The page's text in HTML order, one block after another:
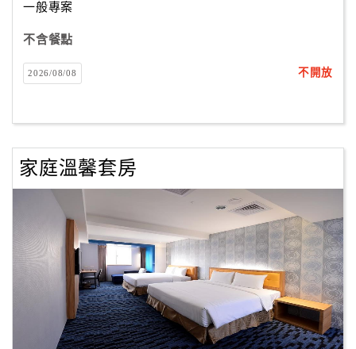
訂
房
Q&A
旅
卡
請
一般專案
不含餐點
2026/08/08 不開放
家庭溫馨套房